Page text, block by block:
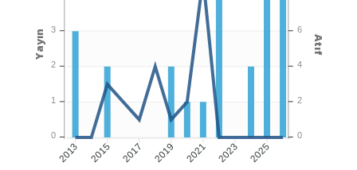
2013 2015 2017 2019 2021 2023 2025
6
4
2
0
Atıf
3
2
1
0
Yayın